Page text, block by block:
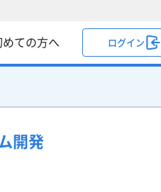
めての方へ ログイン
開発